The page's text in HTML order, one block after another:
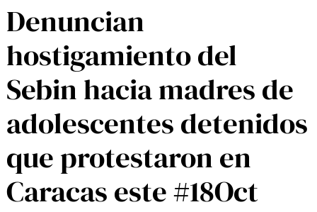
Denuncian
hostigamiento del
Sebin hacia madres de
adolescentes detenidos
que protestaron en
Caracas este #18Oct